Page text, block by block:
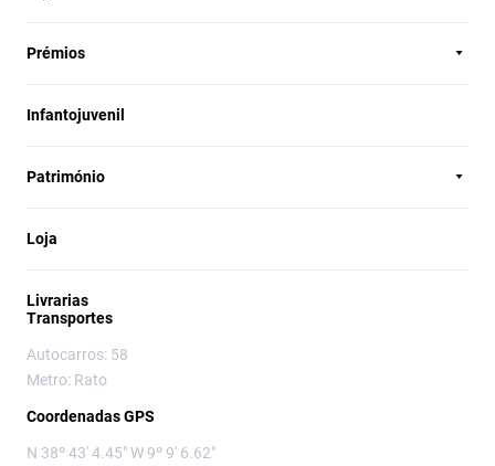
Prémios
Infantojuvenil
Património
Loja
Livrarias
Transportes
Autocarros: 58
Metro: Rato
Coordenadas GPS
N 38º 43' 4.45" W 9º 9' 6.62"